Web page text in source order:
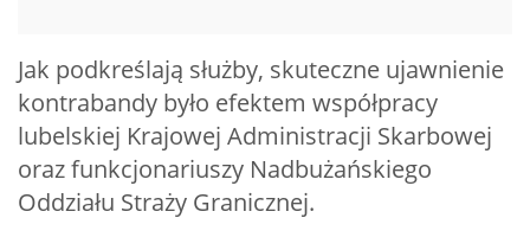
Jak podkreślają służby, skuteczne ujawnienie
kontrabandy było efektem współpracy
lubelskiej Krajowej Administracji Skarbowej
oraz funkcjonariuszy Nadbużańskiego
Oddziału Straży Granicznej.